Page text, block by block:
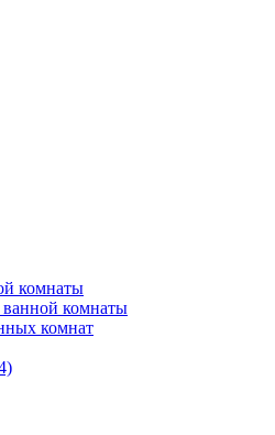
комнаты
ванной комнаты
комнат